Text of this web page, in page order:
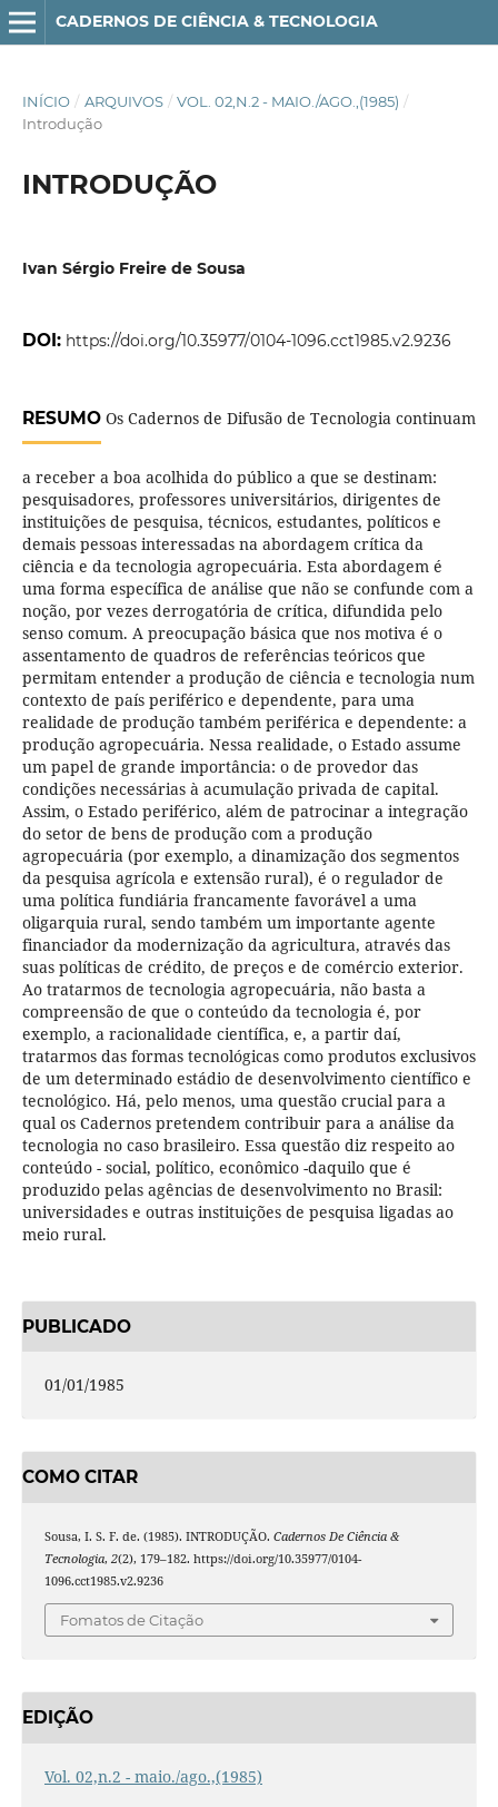
CADERNOS DE CIÊNCIA & TECNOLOGIA
INÍCIO / ARQUIVOS / VOL. 02,N.2 - MAIO./AGO.,(1985) /
Introdução
INTRODUÇÃO
Ivan Sérgio Freire de Sousa
DOI: https://doi.org/10.35977/0104-1096.cct1985.v2.9236
RESUMOOs Cadernos de Difusão de Tecnologia continuam
a receber a boa acolhida do público a que se destinam:
pesquisadores, professores universitários, dirigentes de
instituições de pesquisa, técnicos, estudantes, políticos e
demais pessoas interessadas na abordagem crítica da
ciência e da tecnologia agropecuária. Esta abordagem é
uma forma específica de análise que não se confunde com a
noção, por vezes derrogatória de crítica, difundida pelo
senso comum. A preocupação básica que nos motiva é o
assentamento de quadros de referências teóricos que
permitam entender a produção de ciência e tecnologia num
contexto de país periférico e dependente, para uma
realidade de produção também periférica e dependente: a
produção agropecuária. Nessa realidade, o Estado assume
um papel de grande importância: o de provedor das
condições necessárias à acumulação privada de capital.
Assim, o Estado periférico, além de patrocinar a integração
do setor de bens de produção com a produção
agropecuária (por exemplo, a dinamização dos segmentos
da pesquisa agrícola e extensão rural), é o regulador de
uma política fundiária francamente favorável a uma
oligarquia rural, sendo também um importante agente
financiador da modernização da agricultura, através das
suas políticas de crédito, de preços e de comércio exterior.
Ao tratarmos de tecnologia agropecuária, não basta a
compreensão de que o conteúdo da tecnologia é, por
exemplo, a racionalidade científica, e, a partir daí,
tratarmos das formas tecnológicas como produtos exclusivos
de um determinado estádio de desenvolvimento científico e
tecnológico. Há, pelo menos, uma questão crucial para a
qual os Cadernos pretendem contribuir para a análise da
tecnologia no caso brasileiro. Essa questão diz respeito ao
conteúdo - social, político, econômico -daquilo que é
produzido pelas agências de desenvolvimento no Brasil:
universidades e outras instituições de pesquisa ligadas ao
meio rural.
PUBLICADO
01/01/1985
COMO CITAR
Sousa, I. S. F. de. (1985). INTRODUÇÃO. Cadernos De Ciência &
Tecnologia, 2(2), 179–182. https://doi.org/10.35977/0104-
1096.cct1985.v2.9236
Fomatos de Citação
EDIÇÃO
Vol. 02,n.2 - maio./ago.,(1985)